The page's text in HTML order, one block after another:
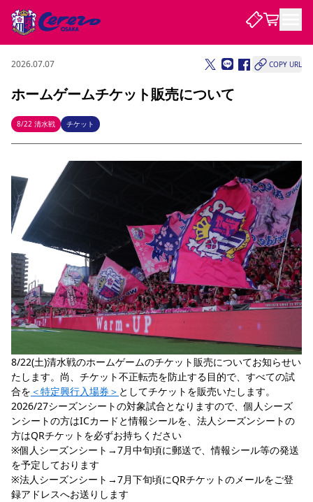
試合・チーム
試合について
試合日程 / 結果 順位表
チームについて
選手・スタッフ アクセス
レディース
アカデミー
歴代所属選手
観戦する
チケット情報 販売スケジュール
購入方法
シーズンシート
福祉サービス
団体チケット
特定興行入場券
リセールサービス
初めて観戦ガイド キッズ向けサービス グルメ
マッチデープログラム
観戦マナー&ルール ビジターサポーター観戦ガイド 公式アプリ
スタジアム
YANMAR HANASAKA STADIUM
DAZNで観戦
アウェイツアー
アウェイツアー
よくある質問
よくある質問
クラブを知る
セレッソ大阪について
クラブ紹介 シーズン記録 求人情報
サポートする
パートナー企業募集中 セレッソ大阪VISAカード サポートスタッフ
セレッソアイデアちょうだいな 応援商店街
Lise（ライセンスビジネス）
サステナビリティ
サステナビリティポリシー SDGsのゴール
インパクトレポート
活動レポート
SPORT POSITIVE LEAGUES 取り組み実績
スポーツクラブ
スポーツクラブ
関連団体/施設
長居公園 セレッソフットサルパーク
セレッソスポーツパーク舞洲
YANMAR HANASAKA STADIUM
セレッソ大阪アカデミー 子供のサッカースクール
ファンクラブ
ファンクラブ
SAKURA SOCIO SAKURA POINT Program 招待券引換方法 先行入場
まいセレチケット 会員規定 婚姻届・出生届・命名書
ニュース
ニュース
すべて チーム グッズ チケット
ファンクラブ
スポーツクラブ メディア 30周年
レディース
アカデミー
2026.07.07 COPY URL
ホームゲームチケット販売について
8/22 清水戦 チケット
8/22(土)清水戦のホームゲームのチケット販売についてお知らせい
たします。尚、チケット不正転売を防止する目的で、すべての試
合を ＜特定興行入場券＞ としてチケットを販売いたします。
2026/27シーズンシートの対象試合となりますので、個人シーズ
ンシートの方はICカードと情報シールを、法人シーズンシートの
方はQRチケットを必ずお持ちください
※個人シーズンシート→7月中旬頃に郵送で、情報シール等の発送
を予定しております
※法人シーズンシート→7月下旬頃にQRチケットのメールをご登
録アドレスへお送りします